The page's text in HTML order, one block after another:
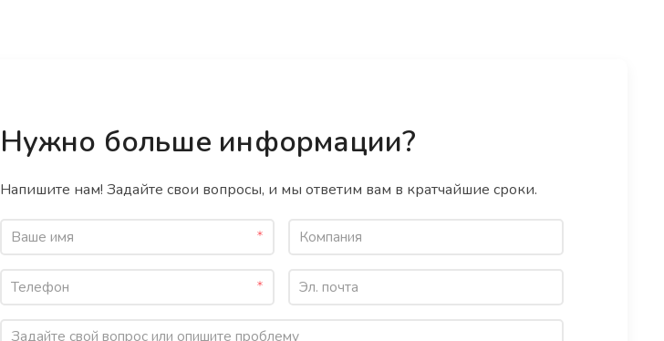
Нужно больше информации?
Напишите нам! Задайте свои вопросы, и мы ответим вам в кратчайшие сроки.